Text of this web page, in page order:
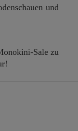
und
Sale zu